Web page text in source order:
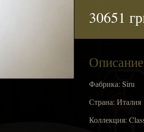
30651
Описание
Фабрика: Siru
Страна: Италия
Коллекция: